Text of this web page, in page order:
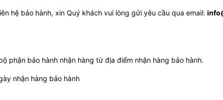
hệ bảo hành, xin Quý khách vui lòng gửi yêu cầu qua email:
phận bảo hành nhận hàng từ địa điểm nhận hàng bảo hành.
nhận hàng bảo hành